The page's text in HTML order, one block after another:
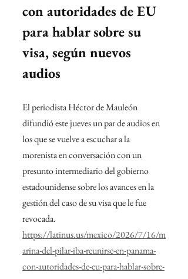
con autoridades de EU
para hablar sobre su
visa, según nuevos
audios
El periodista Héctor de Mauleón
difundió este jueves un par de audios en
los que se vuelve a escuchar a la
morenista en conversación con un
presunto intermediario del gobierno
estadounidense sobre los avances en la
gestión del caso de su visa que le fue
revocada.
https://latinus.us/mexico/2026/7/16/m
arina-del-pilar-iba-reunirse-en-panama-
con-autoridades-de-eu-para-hablar-sobre-